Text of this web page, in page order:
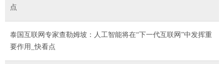
点
泰国互联网专家查勒姆坡：人工智能将在“下一代互联网”中发挥重
要作用_快看点